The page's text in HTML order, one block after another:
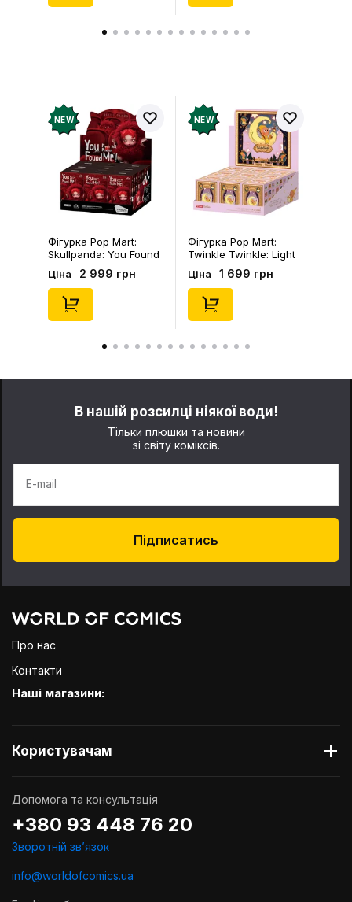
NEW
Фігурка Pop Mart:
Skullpanda: You Found
Me!: Plush Doll Pendant
Series (Blind Box: 1 з
10) (Secret Edition),
(29347)
Ціна 2 999 грн
NEW
Фігурка Pop Mart:
Twinkle Twinkle: Light
Up: Scene Sets Series
(Blind Box: 1 з 10)
(Secret Edition),
(21372)
Ціна 1 699 грн
В нашій розсилці ніякої води!
Тільки плюшки та новини
зі світу коміксів.
E-mail
Підписатись
Про нас
Контакти
Наші магазини:
Користувачам
Допомога та консультація
+380 93 448 76 20
Зворотній звʼязок
info@worldofcomics.ua